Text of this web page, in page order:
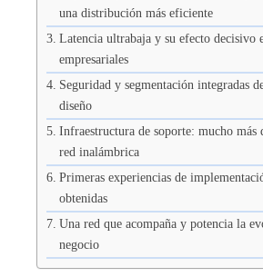
una distribución más eficiente
Latencia ultrabaja y su efecto decisivo
empresariales
Seguridad y segmentación integradas
diseño
Infraestructura de soporte: mucho más
red inalámbrica
Primeras experiencias de
obtenidas
Una red que acompaña y potencia la
negocio